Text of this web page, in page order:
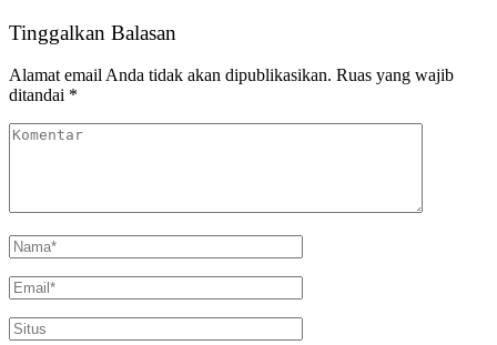
Tinggalkan Balasan
Alamat email Anda tidak akan dipublikasikan. Ruas yang wajib
ditandai *